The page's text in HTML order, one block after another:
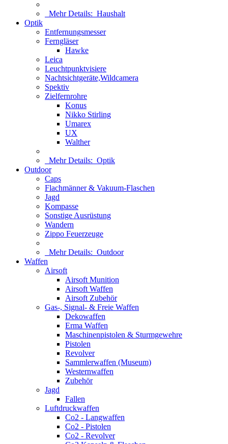
Mehr Details: Haushalt
Optik
Entfernungsmesser
Ferngläser
Hawke
Leica
Leuchtpunktvisiere
Nachtsichtgeräte,Wildcamera
Spektiv
Zielfernrohre
Konus
Nikko Stirling
Umarex
UX
Walther
Mehr Details: Optik
Outdoor
Caps
Flachmänner & Vakuum-Flaschen
Jagd
Kompasse
Sonstige Ausrüstung
Wandern
Zippo Feuerzeuge
Mehr Details: Outdoor
Waffen
Airsoft
Airsoft Munition
Airsoft Waffen
Airsoft Zubehör
Gas-, Signal- & Freie Waffen
Dekowaffen
Erma Waffen
Maschinenpistolen & Sturmgewehre
Pistolen
Revolver
Sammlerwaffen (Museum)
Westernwaffen
Zubehör
Jagd
Fallen
Luftdruckwaffen
Co2 - Langwaffen
Co2 - Pistolen
Co2 - Revolver